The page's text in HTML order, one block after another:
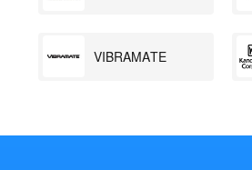
VIBRAMATE